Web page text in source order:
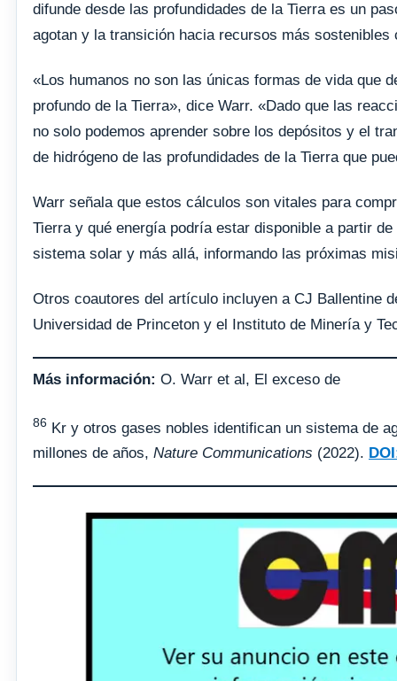
difunde desde las profundidades de la Tierra es un
agotan y la transición hacia recursos más sostenibles
«Los humanos no son las únicas formas de vida que
profundo de la Tierra», dice Warr. «Dado que las
no solo podemos aprender sobre los depósitos y el
de hidrógeno de las profundidades de la Tierra que
Warr señala que estos cálculos son vitales para
Tierra y qué energía podría estar disponible a partir
sistema solar y más allá, informando las próximas
Otros coautores del artículo incluyen a CJ Ballentine
Universidad de Princeton y el Instituto de Minería y
Más información: O. Warr et al, El exceso de
86 Kr y otros gases nobles identifican un sistema de
millones de años, Nature Communications (2022).